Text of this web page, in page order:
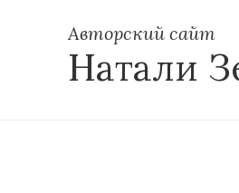
Авторский сайт
Натали